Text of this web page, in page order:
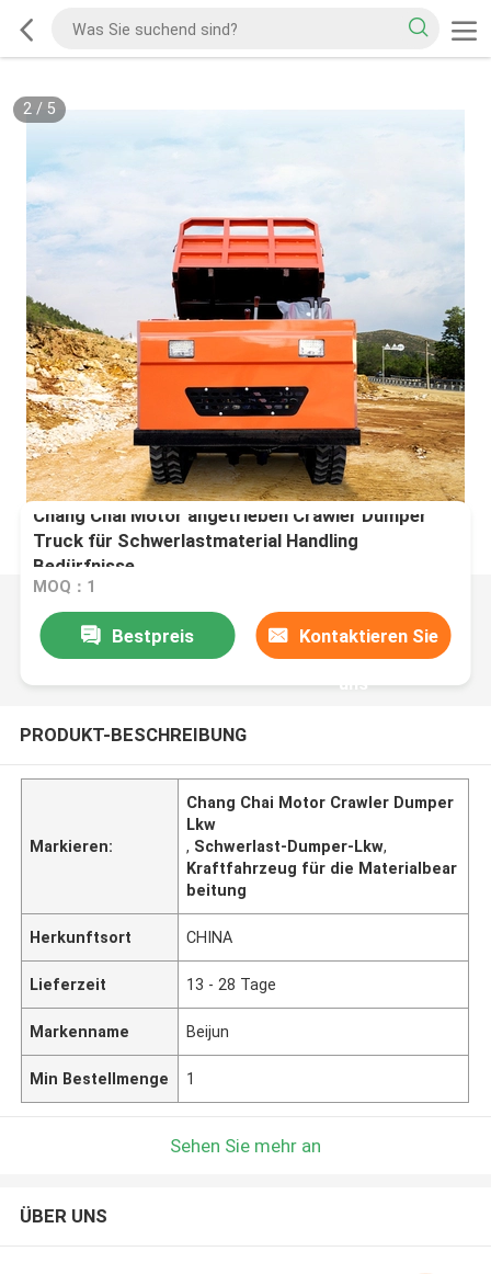
2/ 5
Chang Chai Motor angetrieben Crawler Dumper
Truck für Schwerlastmaterial Handling
Bedürfnisse
MOQ：1
Bestpreis Kontaktieren Sie
uns
PRODUKT-BESCHREIBUNG
Markieren:
Chang Chai Motor Crawler Dumper
Lkw
, Schwerlast-Dumper-Lkw,
Kraftfahrzeug für die Materialbear
beitung
Herkunftsort CHINA
Lieferzeit 13 - 28 Tage
Markenname Beijun
Min Bestellmenge 1
Sehen Sie mehr an
ÜBER UNS